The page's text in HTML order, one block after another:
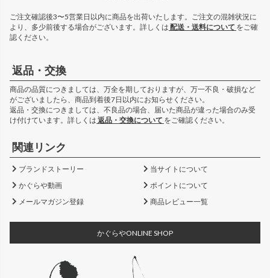
ご注文確認後3〜5営業日以内に商品を出荷いたします。ご注文の混雑状況に
より、多少前後する場合がございます。詳しくは 配送・送料について をご確
認ください。
返品・交換
商品の品質につきましては、万全を期しておりますが、万一不良・破損など
がございましたら、商品到着後7日以内にお知らせください。
返品・交換につきましては、不良品の場合、届いた商品が違った場合のみ受
け付けています。詳しくは 返品・交換について をご確認ください。
関連リンク
ブランドストーリー
当サイトについて
かぐらや動画
ポイントについて
メールマガジン登録
商品レビュー一覧
かぐらやONLINE SHOP